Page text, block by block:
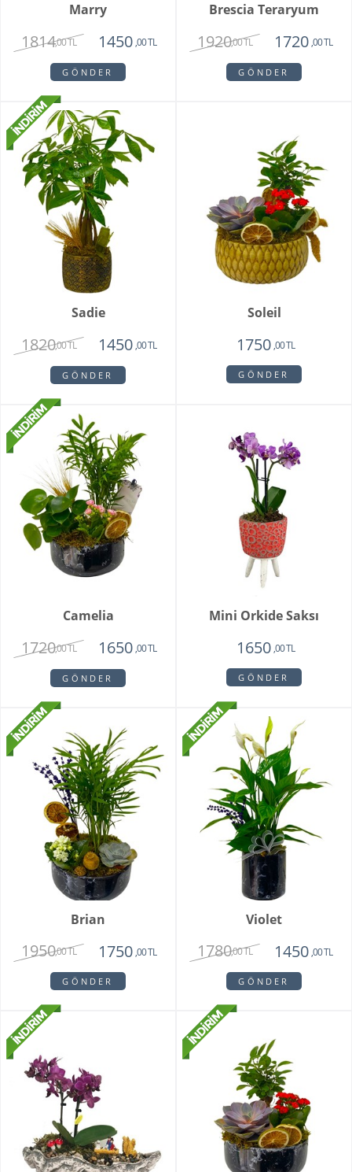
Marry
1814,00 TL 1450 ,00 TL
GÖNDER
Brescia Teraryum
1920,00 TL 1720 ,00 TL
GÖNDER
Sadie
1820,00 TL 1450 ,00 TL
GÖNDER
Soleil
1750 ,00 TL
GÖNDER
Camelia
1720,00 TL 1650,00 TL
GÖNDER
Mini Orkide Saksı
1650,00 TL
GÖNDER
Brian
1950,00 TL 1750 ,00 TL
GÖNDER
Violet
1780,00 TL 1450 ,00 TL
GÖNDER